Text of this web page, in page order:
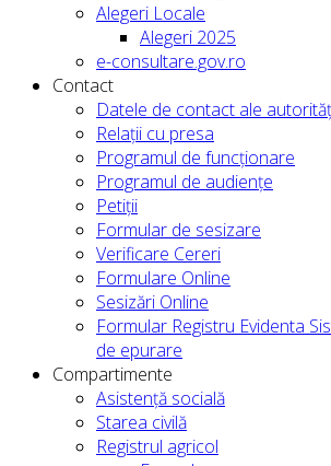
Alegeri Locale
Alegeri 2025
e-consultare.gov.ro
Contact
Datele de contact ale
Relații cu presa
Programul de funcționare
Programul de audiențe
Petiții
Formular de sesizare
Verificare Cereri
Formulare Online
Sesizări Online
Formular Registru Evidenta
de epurare
Compartimente
Asistență socială
Starea civilă
Registrul agricol